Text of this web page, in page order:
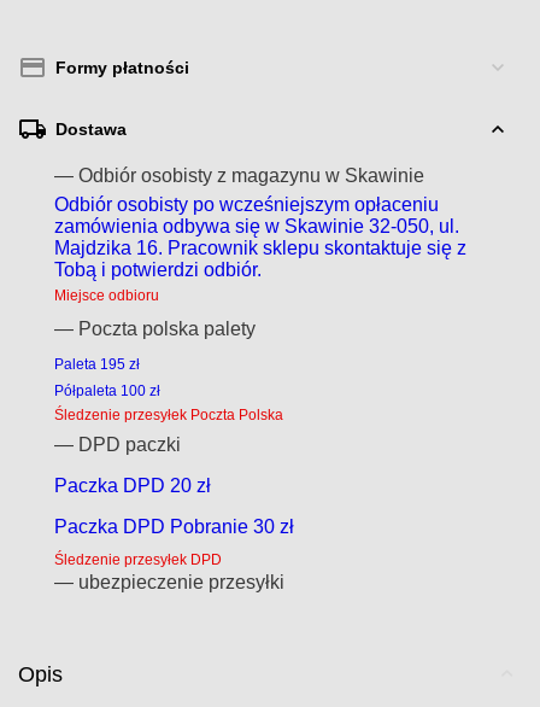
Formy płatności
Dostawa
— Odbiór osobisty z magazynu w Skawinie
Odbiór osobisty po wcześniejszym opłaceniu
zamówienia odbywa się w Skawinie 32-050, ul.
Majdzika 16. Pracownik sklepu skontaktuje się z
Tobą i potwierdzi odbiór.
Miejsce odbioru
— Poczta polska palety
Paleta 195 zł
Półpaleta 100 zł
Śledzenie przesyłek Poczta Polska
— DPD paczki
Paczka DPD 20 zł
Paczka DPD Pobranie 30 zł
Śledzenie przesyłek DPD
— ubezpieczenie przesyłki
Opis